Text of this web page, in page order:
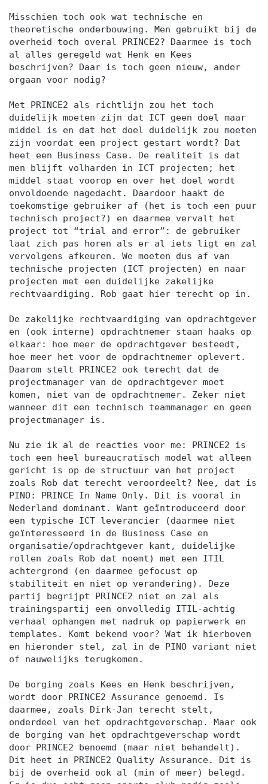
Misschien toch ook wat technische en
theoretische onderbouwing. Men gebruikt bij de
overheid toch overal PRINCE2? Daarmee is toch
al alles geregeld wat Henk en Kees
beschrijven? Daar is toch geen nieuw, ander
orgaan voor nodig?
Met PRINCE2 als richtlijn zou het toch
duidelijk moeten zijn dat ICT geen doel maar
middel is en dat het doel duidelijk zou moeten
zijn voordat een project gestart wordt? Dat
heet een Business Case. De realiteit is dat
men blijft volharden in ICT projecten; het
middel staat voorop en over het doel wordt
onvoldoende nagedacht. Daardoor haakt de
toekomstige gebruiker af (het is toch een puur
technisch project?) en daarmee vervalt het
project tot “trial and error”: de gebruiker
laat zich pas horen als er al iets ligt en zal
vervolgens afkeuren. We moeten dus af van
technische projecten (ICT projecten) en naar
projecten met een duidelijke zakelijke
rechtvaardiging. Rob gaat hier terecht op in.
De zakelijke rechtvaardiging van opdrachtgever
en (ook interne) opdrachtnemer staan haaks op
elkaar: hoe meer de opdrachtgever besteedt,
hoe meer het voor de opdrachtnemer oplevert.
Daarom stelt PRINCE2 ook terecht dat de
projectmanager van de opdrachtgever moet
komen, niet van de opdrachtnemer. Zeker niet
wanneer dit een technisch teammanager en geen
projectmanager is.
Nu zie ik al de reacties voor me: PRINCE2 is
toch een heel bureaucratisch model wat alleen
gericht is op de structuur van het project
zoals Rob dat terecht veroordeelt? Nee, dat is
PINO: PRINCE In Name Only. Dit is vooral in
Nederland dominant. Want geïntroduceerd door
een typische ICT leverancier (daarmee niet
geïnteresseerd in de Business Case en
organisatie/opdrachtgever kant, duidelijke
rollen zoals Rob dat noemt) met een ITIL
achtergrond (en daarmee gefocust op
stabiliteit en niet op verandering). Deze
partij begrijpt PRINCE2 niet en zal als
trainingspartij een onvolledig ITIL-achtig
verhaal ophangen met nadruk op papierwerk en
templates. Komt bekend voor? Wat ik hierboven
en hieronder stel, zal in de PINO variant niet
of nauwelijks terugkomen.
De borging zoals Kees en Henk beschrijven,
wordt door PRINCE2 Assurance genoemd. Is
daarmee, zoals Dirk-Jan terecht stelt,
onderdeel van het opdrachtgeverschap. Maar ook
de borging van het opdrachtgeverschap wordt
door PRINCE2 benoemd (maar niet behandelt).
Dit heet in PRINCE2 Quality Assurance. Dit is
bij de overheid ook al (min of meer) belegd.